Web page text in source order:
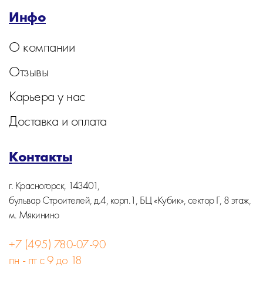
Инфо
О компании
Отзывы
Карьера у нас
Доставка и оплата
Контакты
г. Красногорск, 143401,
бульвар Строителей, д.4, корп.1, БЦ «Кубик», сектор Г, 8 этаж,
м. Мякинино
+7 (495) 780-07-90
пн - пт с 9 до 18